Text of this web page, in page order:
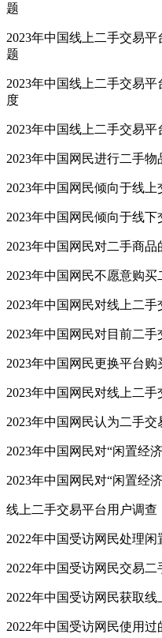
题
2023年中国线上二手交易
题
2023年中国线上二手交易
度
2023年中国线上二手交易
2023年中国网民进行二手
2023年中国网民倾向于线上
2023年中国网民倾向于线下
2023年中国网民对二手商品
2023年中国网民不愿意购买
2023年中国网民对线上二
2023年中国网民对目前二
2023年中国网民更换平台购
2023年中国网民对线上二
2023年中国网民认为二手
2023年中国网民对“闲置经
2023年中国网民对“闲置经
线上二手交易平台用户调查
2022年中国受访网民处理闲
2022年中国受访网民交易二
2022年中国受访网民获取
2022年中国受访网民使用